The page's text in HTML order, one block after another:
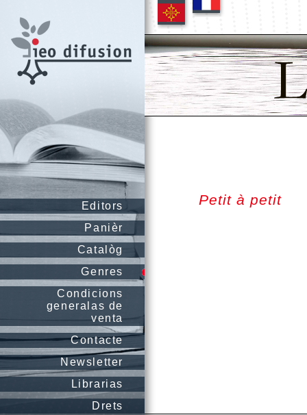
Editors
Panièr
Catalòg
Genres
Condicions
generalas de
venta
Contacte
Newsletter
Librarias
Drets
Petit à petit